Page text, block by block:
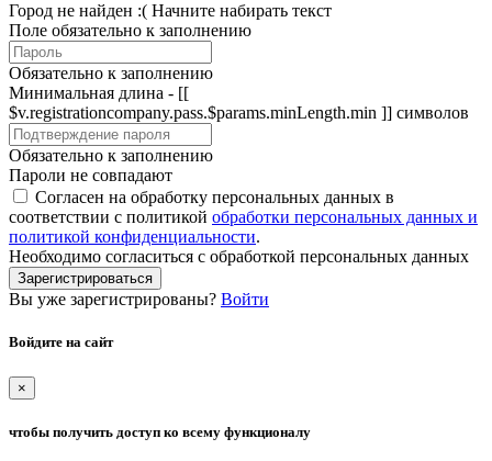
Город не найден :( Начните набирать текст
Поле обязательно к заполнению
Обязательно к заполнению
Минимальная длина - [[
$v.registrationcompany.pass.$params.minLength.min ]] символов
Обязательно к заполнению
Пароли не совпадают
Согласен на обработку персональных данных в
соответствии с политикой обработки персональных данных и
политикой конфиденциальности.
Необходимо согласиться с обработкой персональных данных
Зарегистрироваться
Вы уже зарегистрированы? Войти
Войдите на сайт
×
чтобы получить доступ ко всему функционалу